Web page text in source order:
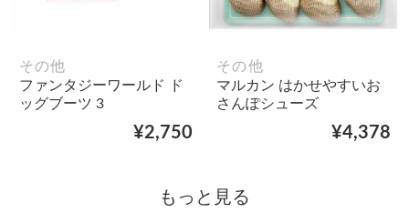
その他
ファンタジーワールド ド
ッグブーツ 3
¥2,750
その他
マルカン はかせやすいお
さんぽシューズ
¥4,378
もっと見る